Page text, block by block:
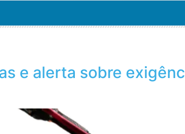
e alerta sobre